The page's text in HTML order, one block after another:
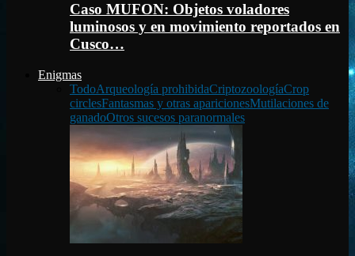
Caso MUFON: Objetos voladores
luminosos y en movimiento reportados en
Cusco…
Enigmas
TodoArqueología prohibidaCriptozoologíaCrop
circlesFantasmas y otras aparicionesMutilaciones de
ganadoOtros sucesos paranormales